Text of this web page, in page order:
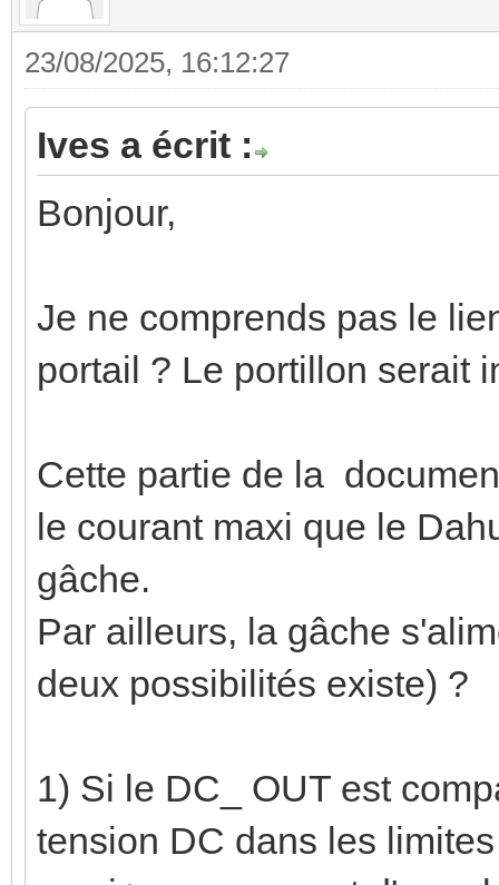
23/08/2025, 16:12:27
Ives a écrit :
Bonjour,
Je ne comprends pas le
portail ? Le portillon serait
Cette partie de la
le courant maxi que le
gâche.
Par ailleurs, la gâche
deux possibilités existe) ?
1) Si le DC_ OUT est
tension DC dans les